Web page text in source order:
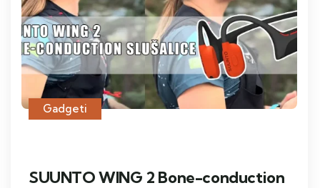
Gadgeti
SUUNTO WING 2 Bone-conduction